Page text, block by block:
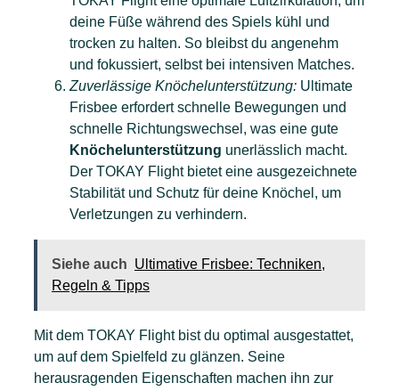
deine Füße während des Spiels kühl und
trocken zu halten. So bleibst du angenehm
und fokussiert, selbst bei intensiven Matches.
Zuverlässige Knöchelunterstützung: Ultimate
Frisbee erfordert schnelle Bewegungen und
schnelle Richtungswechsel, was eine gute
Knöchelunterstützung unerlässlich macht.
Der TOKAY Flight bietet eine ausgezeichnete
Stabilität und Schutz für deine Knöchel, um
Verletzungen zu verhindern.
Siehe auch Ultimative Frisbee: Techniken,
Regeln & Tipps
Mit dem TOKAY Flight bist du optimal ausgestattet,
um auf dem Spielfeld zu glänzen. Seine
herausragenden Eigenschaften machen ihn zur